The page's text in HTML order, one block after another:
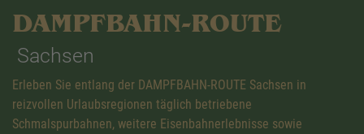
DAMPFBAHN-ROUTE
Sachsen
Erleben Sie entlang der DAMPFBAHN-ROUTE Sachsen in
reizvollen Urlaubsregionen täglich betriebene
Schmalspurbahnen, weitere Eisenbahnerlebnisse sowie